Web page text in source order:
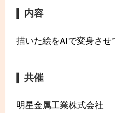
内容
描いた絵をAIで変身させ
共催
明星金属工業株式会社